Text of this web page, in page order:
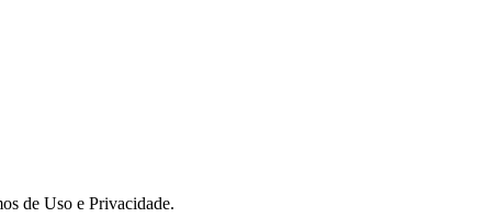
de Uso e Privacidade.